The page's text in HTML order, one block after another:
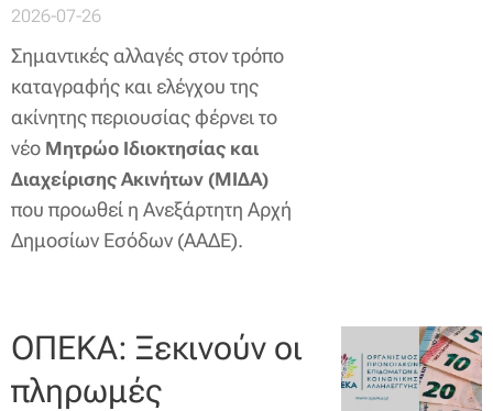
2026-07-26
Σημαντικές αλλαγές στον τρόπο
καταγραφής και ελέγχου της
ακίνητης περιουσίας φέρνει το
νέο Μητρώο Ιδιοκτησίας και
Διαχείρισης Ακινήτων (ΜΙΔΑ)
που προωθεί η Ανεξάρτητη Αρχή
Δημοσίων Εσόδων (ΑΑΔΕ).
ΟΠΕΚΑ: Ξεκινούν οι
πληρωμές